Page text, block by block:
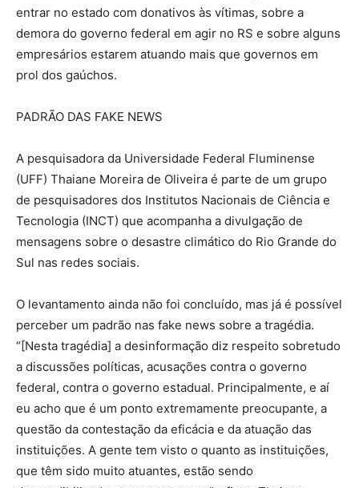
entrar no estado com donativos às vítimas, sobre a
demora do governo federal em agir no RS e sobre alguns
empresários estarem atuando mais que governos em
prol dos gaúchos.
PADRÃO DAS FAKE NEWS
A pesquisadora da Universidade Federal Fluminense
(UFF) Thaiane Moreira de Oliveira é parte de um grupo
de pesquisadores dos Institutos Nacionais de Ciência e
Tecnologia (INCT) que acompanha a divulgação de
mensagens sobre o desastre climático do Rio Grande do
Sul nas redes sociais.
O levantamento ainda não foi concluído, mas já é possível
perceber um padrão nas fake news sobre a tragédia.
“[Nesta tragédia] a desinformação diz respeito sobretudo
a discussões políticas, acusações contra o governo
federal, contra o governo estadual. Principalmente, e aí
eu acho que é um ponto extremamente preocupante, a
questão da contestação da eficácia e da atuação das
instituições. A gente tem visto o quanto as instituições,
que têm sido muito atuantes, estão sendo